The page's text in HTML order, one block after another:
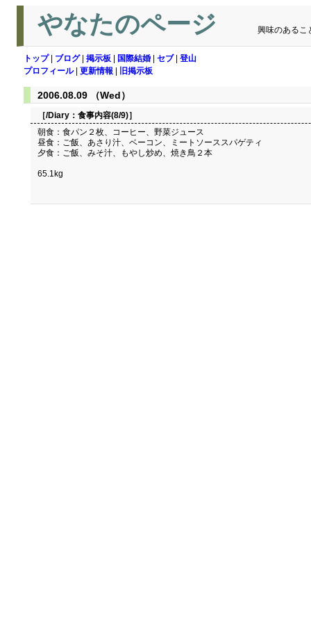
やなたのページ 興味のあるこ
トップ| ブログ| 掲示板 国際結婚 セブ| 登山
プロフィール| 更新情報 旧掲示板
2006.08.09 （Wed）
［/Diary： 食事内容(8/9)］
朝食：食パン２枚、コーヒー、野菜ジュース
昼食：ご飯、あさり汁、ベーコン、ミートソーススパゲティ
夕食：ご飯、みそ汁、もやし炒め、焼き鳥２本
65.1kg